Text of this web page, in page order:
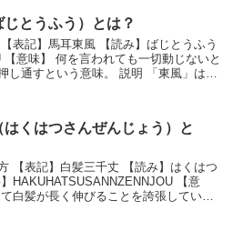
とうふう）とは？
う意味。 説明 「東風」は春
くはつさんぜんじょう）と
つ
【意
白髪が長く伸びることを誇張していっ